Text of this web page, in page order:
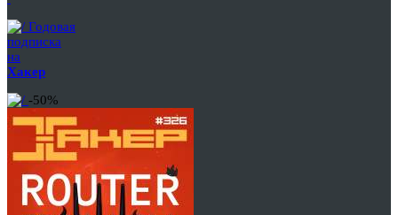
Годовая
подписка
на
Хакер
-50%